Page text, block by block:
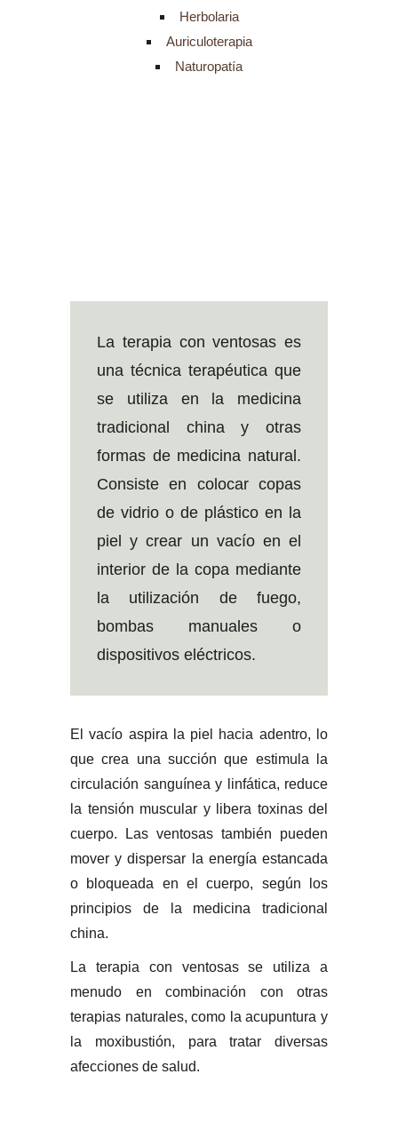
Herbolaria
Auriculoterapia
Naturopatía
La terapia con ventosas es
una técnica terapéutica que
se utiliza en la medicina
tradicional china y otras
formas de medicina natural.
Consiste en colocar copas
de vidrio o de plástico en la
piel y crear un vacío en el
interior de la copa mediante
la utilización de fuego,
bombas manuales o
dispositivos eléctricos.
El vacío aspira la piel hacia adentro, lo
que crea una succión que estimula la
circulación sanguínea y linfática, reduce
la tensión muscular y libera toxinas del
cuerpo. Las ventosas también pueden
mover y dispersar la energía estancada
o bloqueada en el cuerpo, según los
principios de la medicina tradicional
china.
La terapia con ventosas se utiliza a
menudo en combinación con otras
terapias naturales, como la acupuntura y
la moxibustión, para tratar diversas
afecciones de salud.